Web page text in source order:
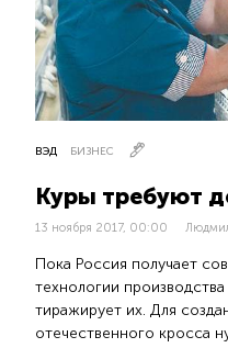
ВЭД БИЗНЕС
Куры требуют
13 ноября 2017, 00:00
Пока Россия получает
технологии
тиражирует их. Для
отечественного кросса